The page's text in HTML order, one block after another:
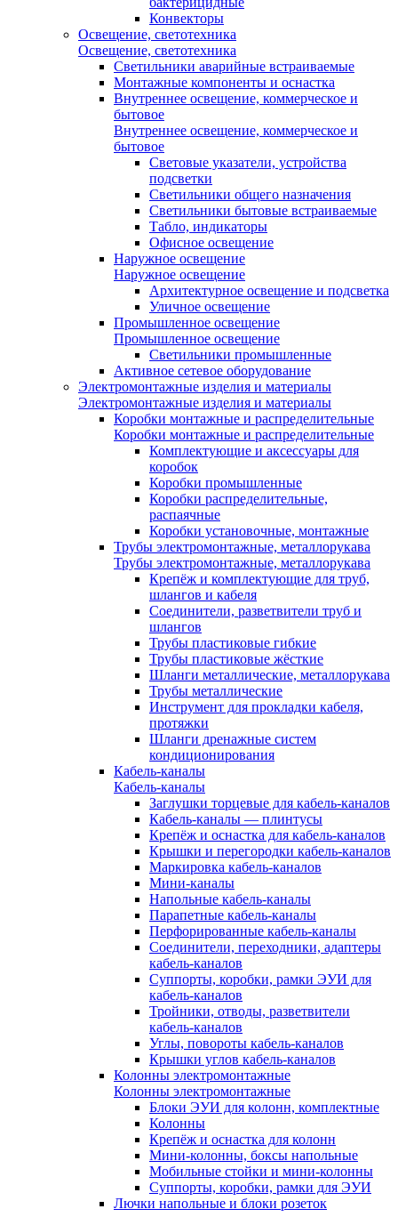
Конвекторы
Освещение, светотехника
Освещение, светотехника
Светильники аварийные встраиваемые
Монтажные компоненты и оснастка
Внутреннее освещение, коммерческое и
бытовое
Внутреннее освещение, коммерческое и
бытовое
Световые указатели, устройства
подсветки
Светильники общего назначения
Светильники бытовые встраиваемые
Табло, индикаторы
Офисное освещение
Наружное освещение
Наружное освещение
Архитектурное освещение и подсветка
Уличное освещение
Промышленное освещение
Промышленное освещение
Светильники промышленные
Активное сетевое оборудование
Электромонтажные изделия и материалы
Электромонтажные изделия и материалы
Коробки монтажные и распределительные
Коробки монтажные и распределительные
Комплектующие и аксессуары для
коробок
Коробки промышленные
Коробки распределительные,
распаячные
Коробки установочные, монтажные
Трубы электромонтажные, металлорукава
Трубы электромонтажные, металлорукава
Крепёж и комплектующие для труб,
шлангов и кабеля
Соединители, разветвители труб и
шлангов
Трубы пластиковые гибкие
Трубы пластиковые жёсткие
Шланги металлические, металлорукава
Трубы металлические
Инструмент для прокладки кабеля,
протяжки
Шланги дренажные систем
кондиционирования
Кабель-каналы
Кабель-каналы
Заглушки торцевые для кабель-каналов
Кабель-каналы — плинтусы
Крепёж и оснастка для кабель-каналов
Крышки и перегородки кабель-каналов
Маркировка кабель-каналов
Мини-каналы
Напольные кабель-каналы
Парапетные кабель-каналы
Перфорированные кабель-каналы
Соединители, переходники, адаптеры
кабель-каналов
Суппорты, коробки, рамки ЭУИ для
кабель-каналов
Тройники, отводы, разветвители
кабель-каналов
Углы, повороты кабель-каналов
Крышки углов кабель-каналов
Колонны электромонтажные
Колонны электромонтажные
Блоки ЭУИ для колонн, комплектные
Колонны
Крепёж и оснастка для колонн
Мини-колонны, боксы напольные
Мобильные стойки и мини-колонны
Суппорты, коробки, рамки для ЭУИ
Лючки напольные и блоки розеток